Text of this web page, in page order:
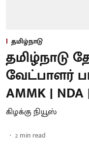
தமிழ்நாடு
தமிழ்நாடு
வேட்பாளர்
AMMK |
கிழக்கு நியூஸ்
2 min read